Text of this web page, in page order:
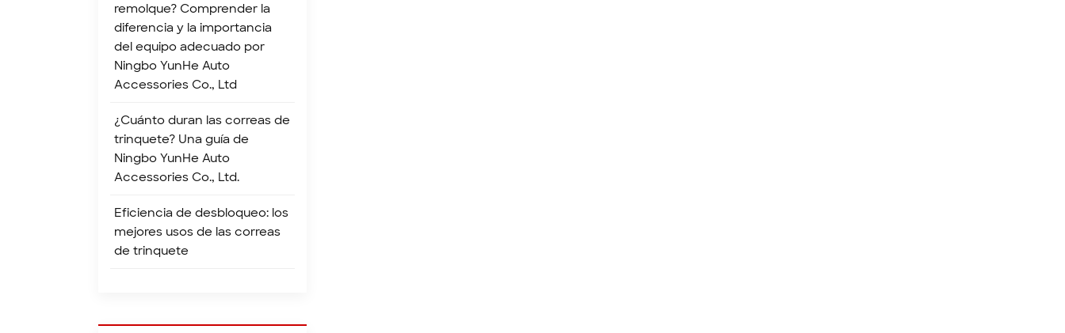
remolque? Comprender la
diferencia y la importancia
del equipo adecuado por
Ningbo YunHe Auto
Accessories Co., Ltd
¿Cuánto duran las correas de
trinquete? Una guía de
Ningbo YunHe Auto
Accessories Co., Ltd.
Eficiencia de desbloqueo: los
mejores usos de las correas
de trinquete